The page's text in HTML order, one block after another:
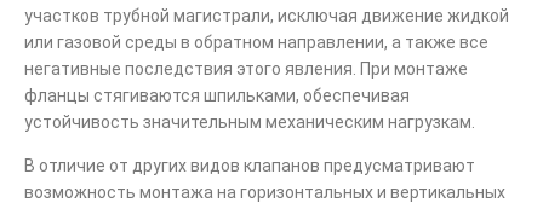
участков трубной магистрали, исключая движение жидкой
или газовой среды в обратном направлении, а также все
негативные последствия этого явления. При монтаже
фланцы стягиваются шпильками, обеспечивая
устойчивость значительным механическим нагрузкам.
В отличие от других видов клапанов предусматривают
возможность монтажа на горизонтальных и вертикальных